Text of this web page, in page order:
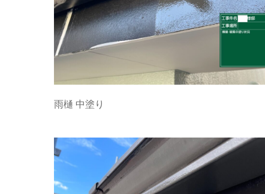
雨樋 中塗り